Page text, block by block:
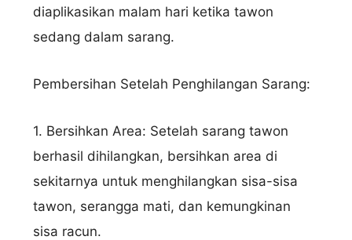
diaplikasikan malam hari ketika tawon
sedang dalam sarang.
Pembersihan Setelah Penghilangan Sarang:
1. Bersihkan Area: Setelah sarang tawon
berhasil dihilangkan, bersihkan area di
sekitarnya untuk menghilangkan sisa-sisa
tawon, serangga mati, dan kemungkinan
sisa racun.